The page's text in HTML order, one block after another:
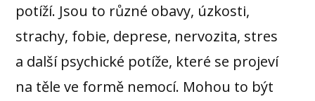
potíží. Jsou to různé obavy, úzkosti,
strachy, fobie, deprese, nervozita, stres
a další psychické potíže, které se projeví
na těle ve formě nemocí. Mohou to být